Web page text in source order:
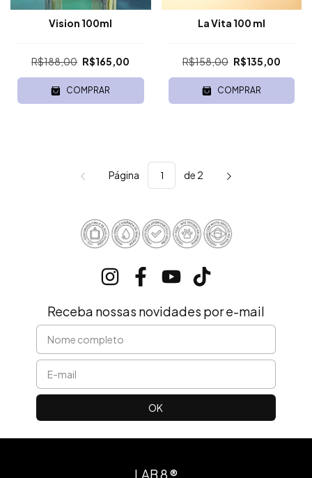
Vision 100ml
R$188,00 R$165,00
COMPRAR
La Vita 100 ml
R$158,00 R$135,00
COMPRAR
Página de 2
Receba nossas novidades por e-mail
LAB 8 ®